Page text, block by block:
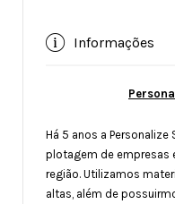
Informações
Há 5 anos a Personalize
plotagem de empresas
região. Utilizamos
altas, além de